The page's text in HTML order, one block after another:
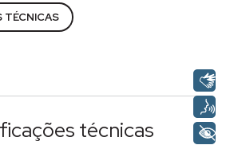
TÉCNICAS
técnicas